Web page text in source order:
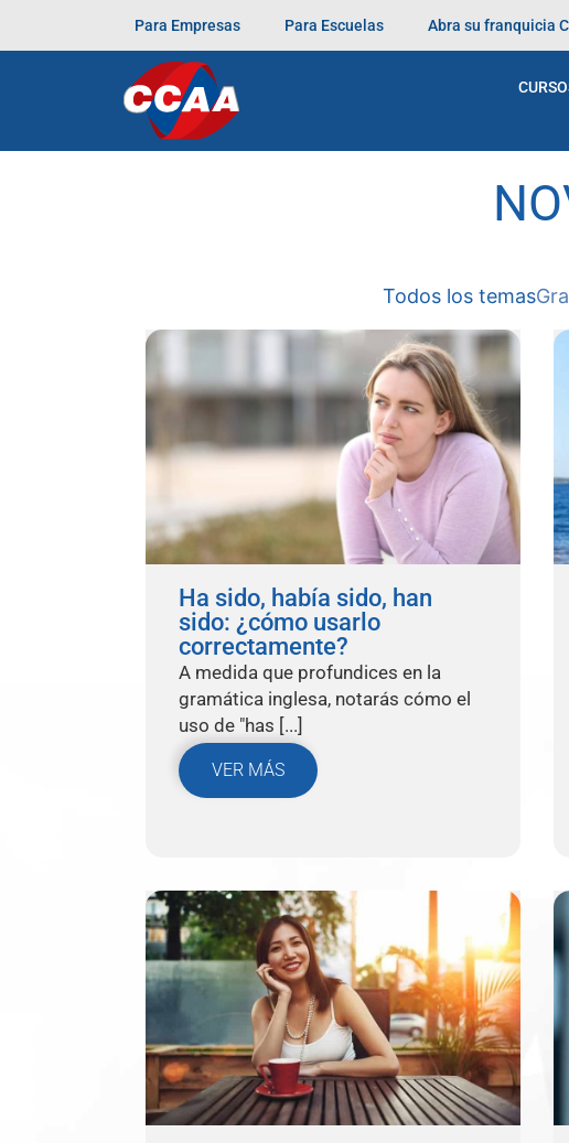
Para Empresas Para Escuelas Abra su franquicia
Todos los temas
Ha sido, había sido, han
sido: ¿cómo usarlo
correctamente?
A medida que profundices en la
gramática inglesa, notarás cómo el
uso de "has [...]
VER MÁS